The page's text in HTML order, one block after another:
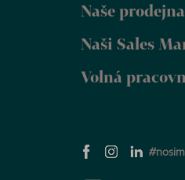
Naše prodejna
Naši Sales
Volná